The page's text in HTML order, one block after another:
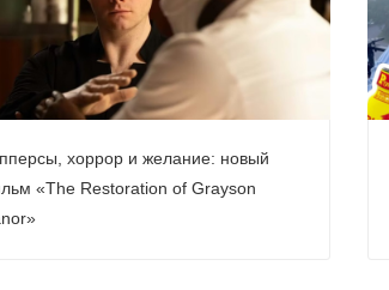
хоррор и желание: новый
«The Restoration of Grayson